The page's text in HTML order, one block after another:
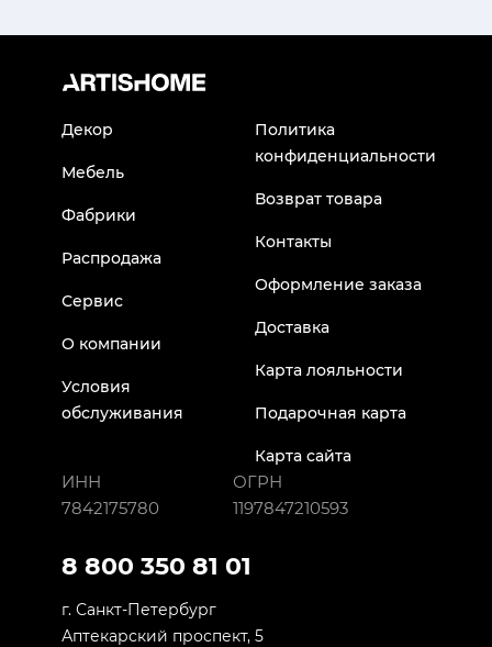
Декор
Мебель
Фабрики
Распродажа
Сервис
О компании
Условия
обслуживания
Политика
конфиденциальности
Возврат товара
Контакты
Оформление заказа
Доставка
Карта лояльности
Подарочная карта
Карта сайта
ИНН
7842175780
ОГРН
1197847210593
8 800 350 81 01
г. Санкт-Петербург
Аптекарский проспект, 5